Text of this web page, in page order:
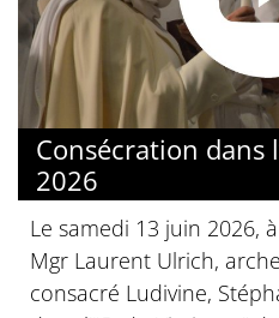
Consécration dans
2026
Le samedi 13 juin 2026,
Mgr Laurent Ulrich,
consacré Ludivine,